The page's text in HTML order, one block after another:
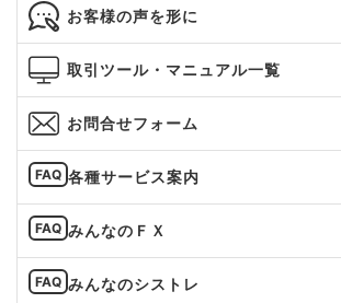
お客様の声を形に
取引ツール・マニュアル一覧
お問合せフォーム
各種サービス案内
みんなのＦＸ
みんなのシストレ